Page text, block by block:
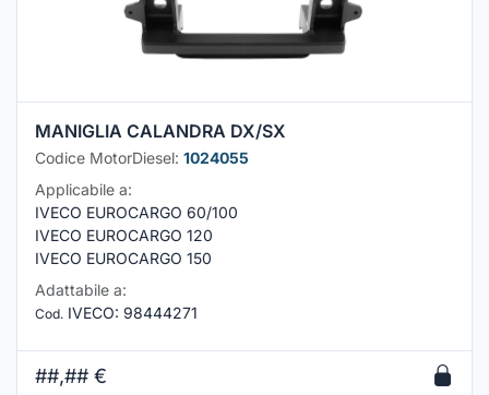
MANIGLIA CALANDRA DX/SX
Codice MotorDiesel: 1024055
Applicabile a:
IVECO EUROCARGO 60/100
IVECO EUROCARGO 120
IVECO EUROCARGO 150
Adattabile a:
Cod. IVECO: 98444271
##,## €